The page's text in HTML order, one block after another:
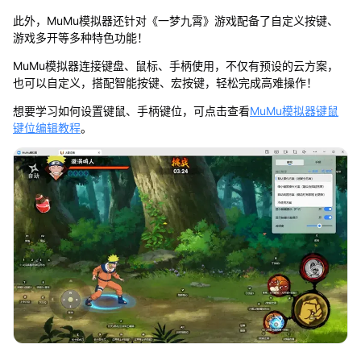
此外，MuMu模拟器还针对《一梦九霄》游戏配备了自定义按键、
游戏多开等多种特色功能！
MuMu模拟器连接键盘、鼠标、手柄使用，不仅有预设的云方案，
也可以自定义，搭配智能按键、宏按键，轻松完成高难操作！
想要学习如何设置键鼠、手柄键位，可点击查看MuMu模拟器键鼠
键位编辑教程。